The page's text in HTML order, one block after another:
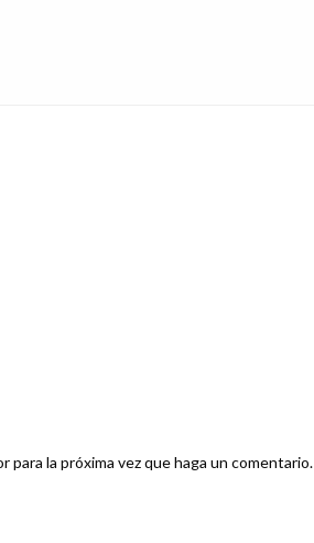
la próxima vez que haga un comentario.